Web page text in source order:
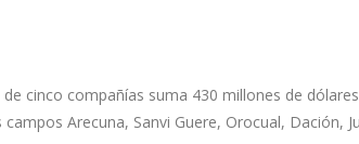
cinco compañías suma 430 millones de
Arecuna, Sanvi Guere, Orocual, Dación,